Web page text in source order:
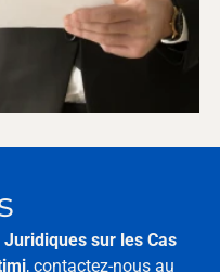
Juridiques sur les Cas
, contactez-nous au